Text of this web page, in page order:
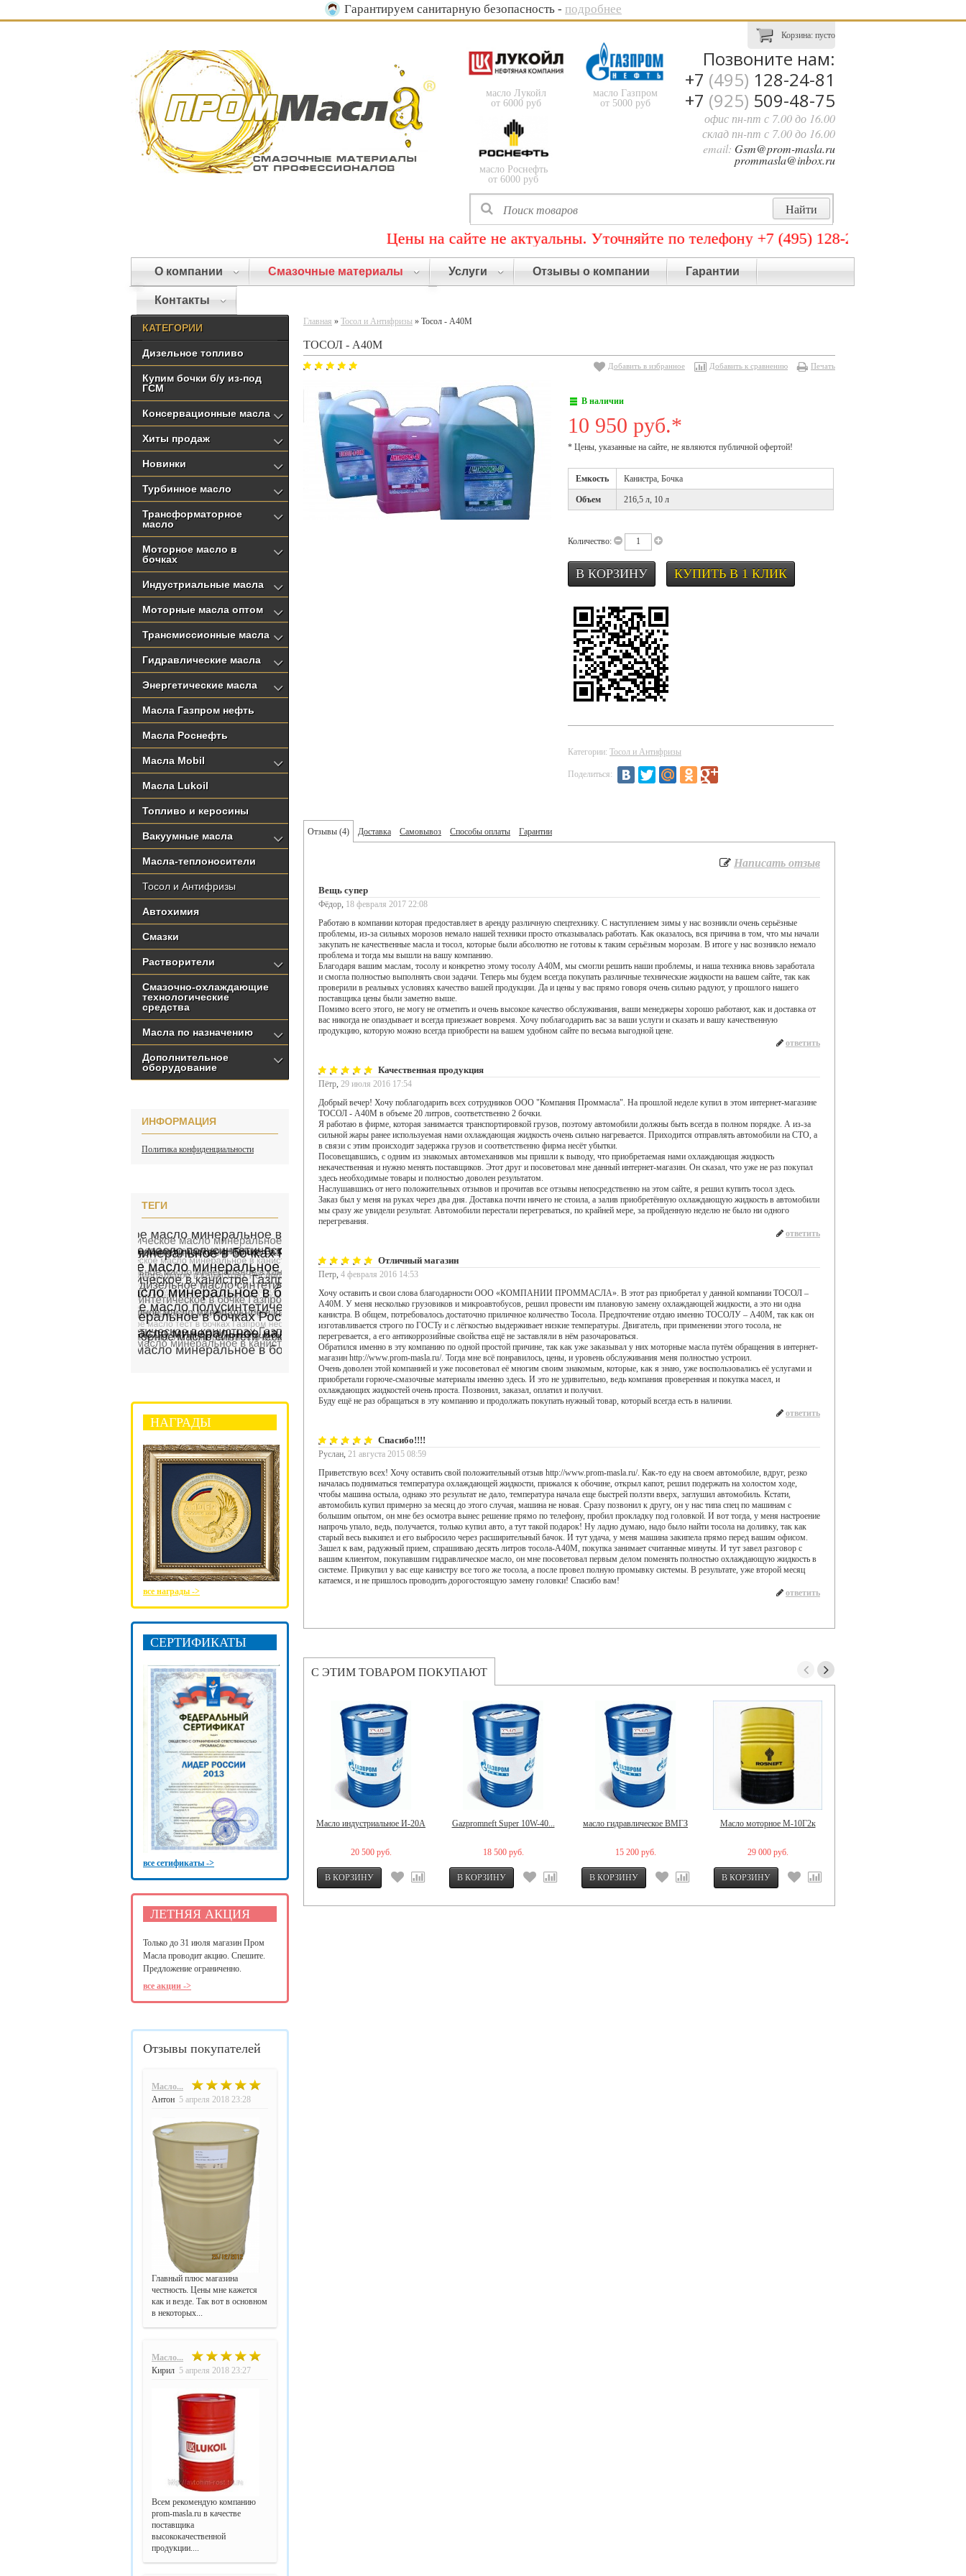
Гарантируем санитарную безопасность - подробнее
Корзина: пусто
масло Лукойл
от 6000 руб
масло Газпром
от 5000 руб
масло Роснефть
от 6000 руб
Позвоните нам:
+7 (495) 128-24-81
+7 (925) 509-48-75
офис пн-пт с 7.00 до 16.00
склад пн-пт с 7.00 до 16.00
email: Gsm@prom-masla.ru
prommasla@inbox.ru
Цены на сайте не актуальны. Уточняйте по телефону +7 (495) 128-24-81 или по почте
О компании Смазочные материалы Услуги Отзывы о компании Гарантии
Контакты
КАТЕГОРИИ
Дизельное топливо
Купим бочки б/у из-под
ГСМ
Консервационные масла
Хиты продаж
Новинки
Турбинное масло
Трансформаторное
масло
Моторное масло в
бочках
Индустриальные масла
Моторные масла оптом
Трансмиссионные масла
Гидравлические масла
Энергетические масла
Масла Газпром нефть
Масла Роснефть
Масла Mobil
Масла Lukoil
Топливо и керосины
Вакуумные масла
Масла-теплоносители
Тосол и Антифризы
Автохимия
Смазки
Растворители
Смазочно-охлаждающие
технологические
средства
Масла по назначению
Дополнительное
оборудование
ИНФОРМАЦИЯ
Политика конфиденциальности
ТЕГИ
НАГРАДЫ
все награды ->
СЕРТИФИКАТЫ
все сетификаты ->
ЛЕТНЯЯ АКЦИЯ
Только до 31 июля магазин Пром
Масла проводит акцию. Спешите.
Предложение ограниченно.
все акции ->
Отзывы покупателей
Масло...
Антон 5 апреля 2018 23:28
Главный плюс магазина
честность. Цены мне кажется
как и везде. Так вот в основном
в некоторых...
Масло...
Кирил 5 апреля 2018 23:27
Всем рекомендую компанию
prom-masla.ru в качестве
поставщика
высококачественной
продукции....
Главная » Тосол и Антифризы » Тосол - А40М
ТОСОЛ - А40М
Добавить в избранное Добавить к сравнению Печать
В наличии
10 950 руб.*
* Цены, указанные на сайте, не являются публичной офертой!
Емкость Канистра, Бочка
Объем 216,5 л, 10 л
Количество:
КУПИТЬ В 1 КЛИК
Категории: Тосол и Антифризы
Поделиться:
Отзывы (4) Доставка Самовывоз Способы оплаты Гарантии
Написать отзыв
Вещь супер
Фёдор, 18 февраля 2017 22:08
Работаю в компании которая предоставляет в аренду различную спецтехнику. С наступлением зимы у нас возникли очень серьёзные
проблемы, из-за сильных морозов немало нашей техники просто отказывалась работать. Как оказалось, вся причина в том, что мы начали
закупать не качественные масла и тосол, которые были абсолютно не готовы к таким серьёзным морозам. В итоге у нас возникло немало
проблема и тогда мы вышли на вашу компанию.
Благодаря вашим маслам, тосолу и конкретно этому тосолу А40М, мы смогли решить наши проблемы, и наша техника вновь заработала
и смогла полностью выполнять свои задачи. Теперь мы будем всегда покупать различные технические жидкости на вашем сайте, так как
проверили в реальных условиях качество вашей продукции. Да и цены у вас прямо говоря очень сильно радуют, у прошлого нашего
поставщика цены были заметно выше.
Помимо всего этого, не могу не отметить и очень высокое качество обслуживания, ваши менеджеры хорошо работают, как и доставка от
вас никогда не опаздывает и всегда приезжает вовремя. Хочу поблагодарить вас за ваши услуги и сказать и вашу качественную
продукцию, которую можно всегда приобрести на вашем удобном сайте по весьма выгодной цене.
ответить
Качественная продукция
Пётр, 29 июля 2016 17:54
Добрый вечер! Хочу поблагодарить всех сотрудников ООО "Компания Проммасла". На прошлой неделе купил в этом интернет-магазине
ТОСОЛ - А40М в объеме 20 литров, соответственно 2 бочки.
Я работаю в фирме, которая занимается транспортировкой грузов, поэтому автомобили должны быть всегда в полном порядке. А из-за
сильной жары ранее используемая нами охлаждающая жидкость очень сильно нагревается. Приходится отправлять автомобили на СТО, а
в связи с этим происходит задержка грузов и соответственно фирма несёт убытки.
Посовещавшись, с одним из знакомых автомехаников мы пришли к выводу, что приобретаемая нами охлаждающая жидкость
некачественная и нужно менять поставщиков. Этот друг и посоветовал мне данный интернет-магазин. Он сказал, что уже не раз покупал
здесь необходимые товары и полностью доволен результатом.
Наслушавшись от него положительных отзывов и прочитав все отзывы непосредственно на этом сайте, я решил купить тосол здесь.
Заказ был у меня на руках через два дня. Доставка почти ничего не стоила, а залив приобретённую охлаждающую жидкость в автомобили
мы сразу же увидели результат. Автомобили перестали перегреваться, по крайней мере, за пройденную неделю не было ни одного
перегревания.
ответить
Отличный магазин
Петр, 4 февраля 2016 14:53
Хочу оставить и свои слова благодарности ООО «КОМПАНИИ ПРОММАСЛА». В этот раз приобретал у данной компании ТОСОЛ –
А40М. У меня несколько грузовиков и микроавтобусов, решил провести им плановую замену охлаждающей жидкости, а это ни одна
канистра. В общем, потребовалось достаточно приличное количество Тосола. Предпочтение отдаю именно ТОСОЛУ – А40М, так как он
изготавливается строго по ГОСТу и с лёгкостью выдерживает низкие температуры. Двигатель, при применении этого тосола, не
перегревается, а его антикоррозийные свойства ещё не заставляли в нём разочароваться.
Обратился именно в эту компанию по одной простой причине, так как уже заказывал у них моторные масла путём обращения в интернет-
магазин http://www.prom-masla.ru/. Тогда мне всё понравилось, цены, и уровень обслуживания меня полностью устроил.
Очень доволен этой компанией и уже посоветовал её многим своим знакомым, которые, как я знаю, уже воспользовались её услугами и
приобретали горюче-смазочные материалы именно здесь. И это не удивительно, ведь компания проверенная и покупка масел, и
охлаждающих жидкостей очень проста. Позвонил, заказал, оплатил и получил.
Буду ещё не раз обращаться в эту компанию и продолжать покупать нужный товар, который всегда есть в наличии.
ответить
Спасибо!!!!
Руслан, 21 августа 2015 08:59
Приветствую всех! Хочу оставить свой положительный отзыв http://www.prom-masla.ru/. Как-то еду на своем автомобиле, вдруг, резко
началась подниматься температура охлаждающей жидкости, прижался к обочине, открыл капот, решил подержать на холостом ходе,
чтобы машина остыла, однако это результат не дало, температура начала еще быстрей ползти вверх, заглушил автомобиль. Кстати,
автомобиль купил примерно за месяц до этого случая, машина не новая. Сразу позвонил к другу, он у нас типа спец по машинам с
большим опытом, он мне без осмотра вынес решение прямо по телефону, пробил прокладку под головкой. И вот тогда, у меня настроение
напрочь упало, ведь, получается, только купил авто, а тут такой подарок! Ну ладно думаю, надо было найти тосола на доливку, так как
старый весь выкипел и его выбросило через расширительный бачок. И тут удача, у меня машина закипела прямо перед вашим офисом.
Зашел к вам, радужный прием, спрашиваю десять литров тосола-А40М, покупка занимает считанные минуты. И тут завел разговор с
вашим клиентом, покупавшим гидравлическое масло, он мне посоветовал первым делом поменять полностью охлаждающую жидкость в
системе. Прикупил у вас еще канистру все того же тосола, а после провел полную промывку системы. В результате, уже второй месяц
катаемся, и не пришлось проводить дорогостоящую замену головки! Спасибо вам!
ответить
С ЭТИМ ТОВАРОМ ПОКУПАЮТ
Масло индустриальное И-20А
20 500 руб.
Gazpromneft Super 10W-40...
18 500 руб.
масло гидравлическое ВМГЗ
15 200 руб.
Масло моторное М-10Г2к
29 000 руб.